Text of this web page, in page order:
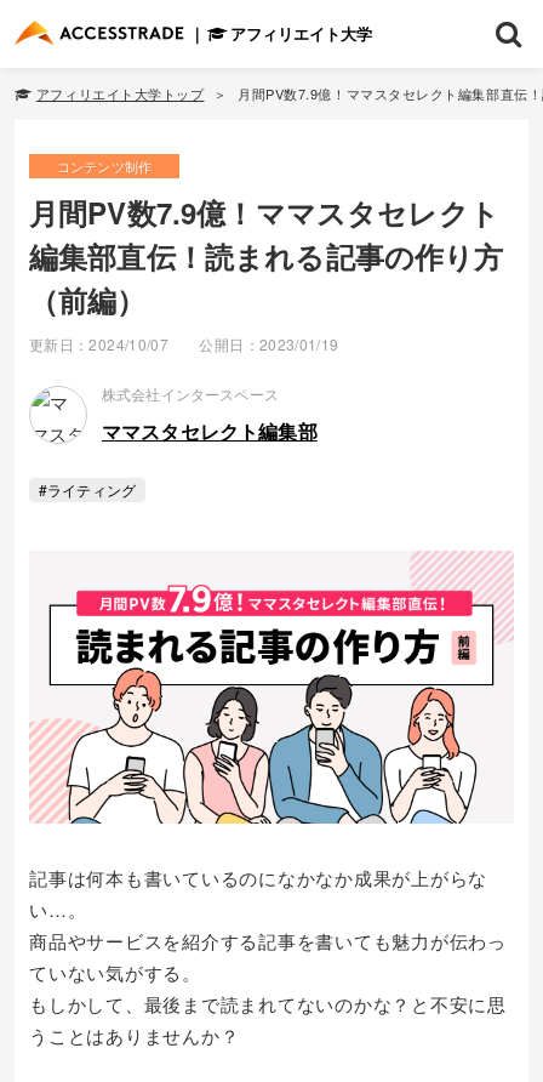
アフィリエイト大学
アフィリエイト大学トップ 月間PV数7.9億！ママスタセレクト編集部直伝
コンテンツ制作
月間PV数7.9億！ママスタセレクト
編集部直伝！読まれる記事の作り方
（前編）
更新日：2024/10/07 公開日：2023/01/19
株式会社インタースペース
ママスタセレクト編集部
#ライティング
記事は何本も書いているのになかなか成果が上がらな
い…。
商品やサービスを紹介する記事を書いても魅力が伝わっ
ていない気がする。
もしかして、最後まで読まれてないのかな？と不安に思
うことはありませんか？